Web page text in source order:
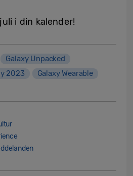
i din kalender!
Galaxy Unpacked
2023
Galaxy Wearable